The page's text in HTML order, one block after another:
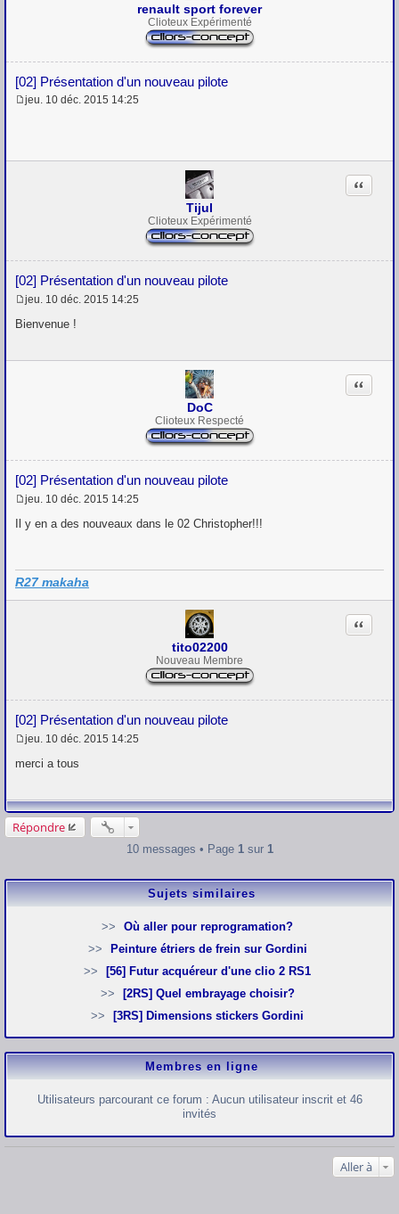
renault sport forever
Clioteux Expérimenté
[02] Présentation d'un nouveau pilote
a
jeu. 10 déc. 2015 14:25
Tijul
Clioteux Expérimenté
[02] Présentation d'un nouveau pilote
Citation
e
a
jeu. 10 déc. 2015 14:25
Bienvenue !
DoC
Clioteux Respecté
[02] Présentation d'un nouveau pilote
Citation
M
e
s
g
e
jeu. 10 déc. 2015 14:25
Il y en a des nouveaux dans le 02 Christopher!!!
R27 makaha
tito02200
Nouveau Membre
[02] Présentation d'un nouveau pilote
Citation
M
e
a
g
e
jeu. 10 déc. 2015 14:25
merci a tous
Répondre
10 messages • Page 1sur 1
Sujets similaires
Où aller pour reprogramation?
Peinture étriers de frein sur Gordini
[56] Futur acquéreur d'une clio 2 RS1
[2RS] Quel embrayage choisir?
[3RS] Dimensions stickers Gordini
Membres en ligne
Utilisateurs parcourant ce forum : Aucun utilisateur inscrit et 46
invités
Aller à